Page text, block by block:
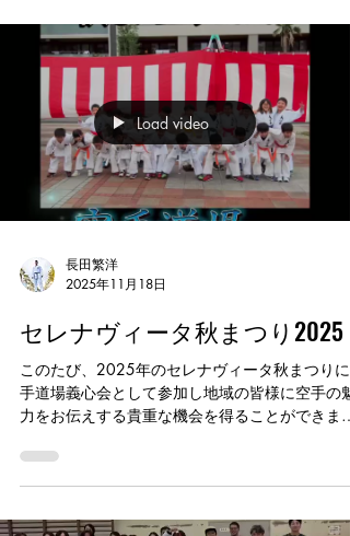
やかな貢献ができたことを心より嬉しく思いま
す。 これからも武道を通じた地域とのつながりを
大切にしていきたいと思います。
Load video
長田繁洋
2025年11月18日
セレナヴィータ秋まつり2025
このたび、2025年のセレナヴィータ秋まつりに
手道場義心会として参加し地域の皆様に空手の魅
力をお伝えする貴重な機会を得ることができまし
いただき、ミット打ちなどを通して楽しんでいた
だけたかと思います。 また、ステージでの演武の
うございました。皆様に見守っていただけたこと